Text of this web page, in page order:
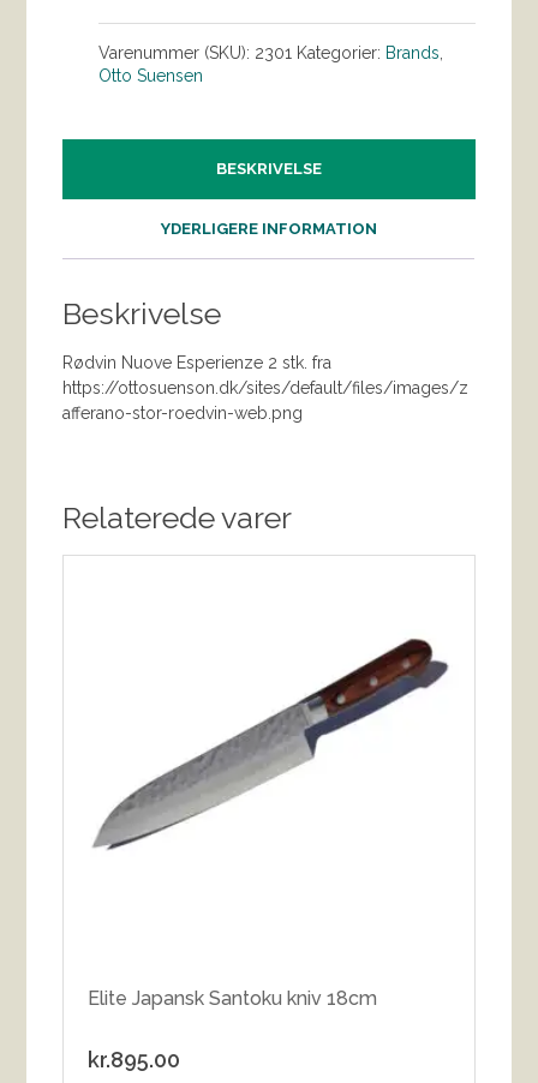
Varenummer (SKU): 2301 Kategorier: Brands
Otto Suensen
BESKRIVELSE
YDERLIGERE INFORMATION
Beskrivelse
Rødvin Nuove Esperienze 2 stk. fra
https://ottosuenson.dk/sites/default/files/images/z
afferano-stor-roedvin-web.png
Relaterede varer
Elite Japansk Santoku kniv 18cm
kr.895.00